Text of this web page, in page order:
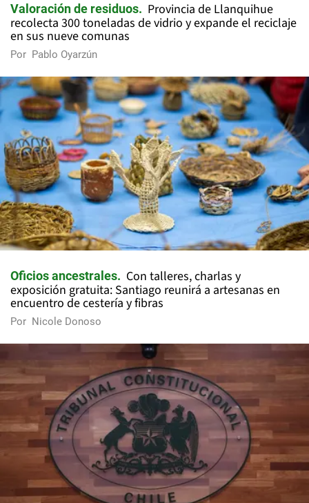
Valoración de residuos
Provincia de Llanquihue
recolecta 300 toneladas de vidrio y expande el reciclaje
en sus nueve comunas
Por Pablo Oyarzún
Oficios ancestrales
Con talleres, charlas y
exposición gratuita: Santiago reunirá a artesanas en
encuentro de cestería y fibras
Por Nicole Donoso